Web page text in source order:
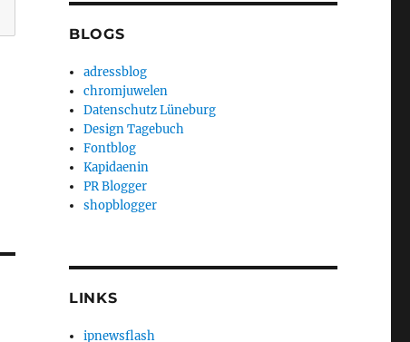
BLOGS
adressblog
chromjuwelen
Datenschutz Lüneburg
Design Tagebuch
Fontblog
Kapidaenin
PR Blogger
shopblogger
LINKS
ipnewsflash